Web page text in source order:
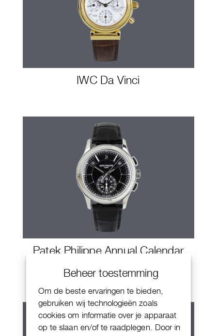
Beheer toestemming
Om de beste ervaringen te bieden,
gebruiken wij technologieën zoals
cookies om informatie over je apparaat
op te slaan en/of te raadplegen. Door in
IWC Da Vinci
Patek Philippe Annual Calendar